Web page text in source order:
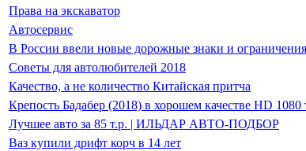
Права на экскаватор
Автосервис
В России ввели новые дорожные знаки и
Советы для автолюбителей 2018
Качество, а не количество Китайская притча
Крепость Бадабер (2018) в хорошем качестве HD 1080
Лучшее авто за 85 т.р. | ИЛЬДАР АВТО-ПОДБОР
Ваз купили дрифт корч в 14 лет